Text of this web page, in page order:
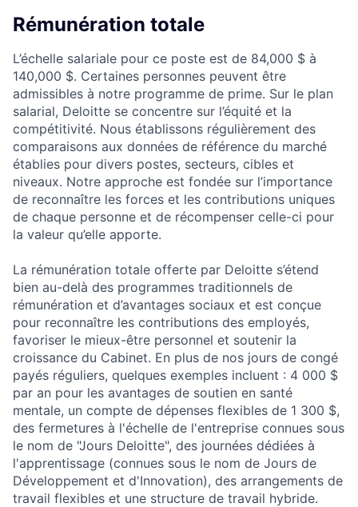
Rémunération totale
L’échelle salariale pour ce poste est de 84,000 $ à
140,000 $. Certaines personnes peuvent être
admissibles à notre programme de prime. Sur le plan
salarial, Deloitte se concentre sur l’équité et la
compétitivité. Nous établissons régulièrement des
comparaisons aux données de référence du marché
établies pour divers postes, secteurs, cibles et
niveaux. Notre approche est fondée sur l’importance
de reconnaître les forces et les contributions uniques
de chaque personne et de récompenser celle-ci pour
la valeur qu’elle apporte.
La rémunération totale offerte par Deloitte s’étend
bien au-delà des programmes traditionnels de
rémunération et d’avantages sociaux et est conçue
pour reconnaître les contributions des employés,
favoriser le mieux-être personnel et soutenir la
croissance du Cabinet. En plus de nos jours de congé
payés réguliers, quelques exemples incluent : 4 000 $
par an pour les avantages de soutien en santé
mentale, un compte de dépenses flexibles de 1 300 $,
des fermetures à l'échelle de l'entreprise connues sous
le nom de "Jours Deloitte", des journées dédiées à
l'apprentissage (connues sous le nom de Jours de
Développement et d'Innovation), des arrangements de
travail flexibles et une structure de travail hybride.